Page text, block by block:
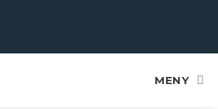
MENY